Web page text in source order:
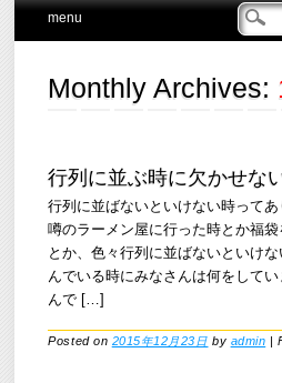
Main menu
Skip
menu
Monthly Archives:
行列に並ぶ時に欠かせな
行列に並ばないといけない時って
噂のラーメン屋に行った時とか福
とか、色々行列に並ばないといけ
んでいる時にみなさんは何をして
んで […]
Posted on 2015年12月23日 by admin |